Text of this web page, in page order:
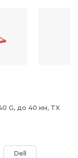
G, до 40 км, TX
Dell